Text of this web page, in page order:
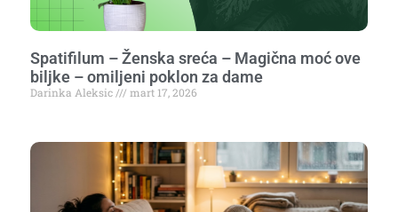
Spatifilum – Ženska sreća – Magična moć ove
biljke – omiljeni poklon za dame
Darinka Aleksic mart 17, 2026